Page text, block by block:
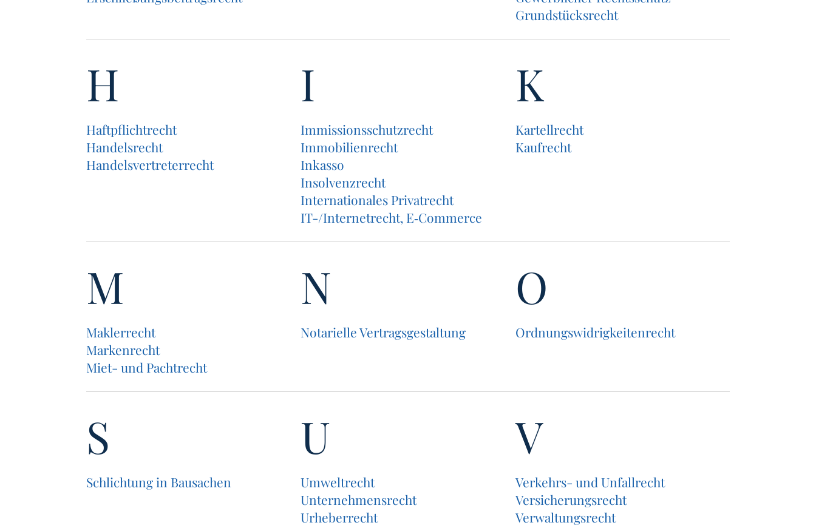
Grund­stücks­recht
H
Haft­pflicht­recht
Han­dels­recht
Han­dels­ver­tre­ter­recht
I
Immis­si­ons­schutz­recht
Immo­bi­li­en­recht
Inkas­so
Insol­venz­recht
Inter­na­tio­na­les Privatrecht
IT-/In­ter­net­recht, E‑Commerce
K
Kar­tell­recht
Kauf­recht
M
Mak­ler­recht
Mar­ken­recht
Miet- und Pachtrecht
N
Nota­ri­el­le Vertragsgestaltung
O
Ord­nungs­wid­rig­kei­ten­recht
S
Schlich­tung in Bausachen
U
Umwelt­recht
Unter­neh­mens­recht
Urhe­ber­recht
V
Ver­kehrs- und Unfallrecht
Ver­si­che­rungs­recht
Ver­wal­tungs­recht